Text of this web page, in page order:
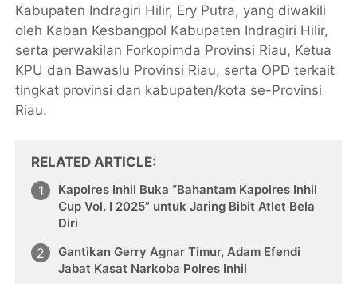
Kabupaten Indragiri Hilir, Ery Putra, yang diwakili
oleh Kaban Kesbangpol Kabupaten Indragiri Hilir,
serta perwakilan Forkopimda Provinsi Riau, Ketua
KPU dan Bawaslu Provinsi Riau, serta OPD terkait
tingkat provinsi dan kabupaten/kota se-Provinsi
Riau.
RELATED ARTICLE
Kapolres Inhil Buka “Bahantam Kapolres Inhil
Cup Vol. I 2025” untuk Jaring Bibit Atlet Bela
Diri
Gantikan Gerry Agnar Timur, Adam Efendi
Jabat Kasat Narkoba Polres Inhil